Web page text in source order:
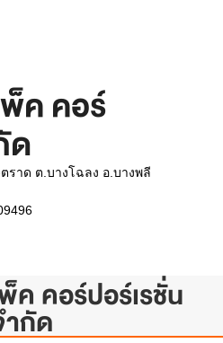
ค คอร์
ด
ราด ต.บางโฉลง อ.บางพลี
ค คอร์ปอร์เรชั่น
กัด